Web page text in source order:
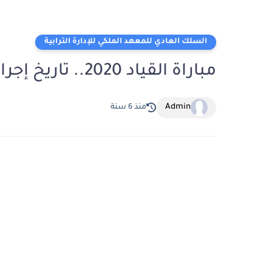
السلك العادي للمعهد الملكي للإدارة الترابية
مباراة القياد 2020.. تاريخ إجراء الاختبارات الكتابية
Admin منذ 6 سنة